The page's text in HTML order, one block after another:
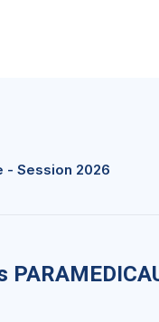
- Session 2026